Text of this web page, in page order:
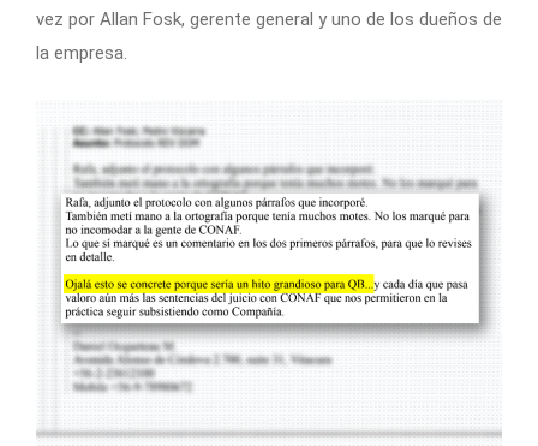
vez por Allan Fosk, gerente general y uno de los dueños de
la empresa.